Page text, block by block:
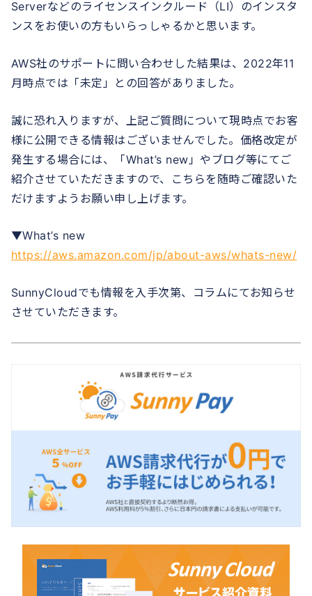
Serverなどのライセンスインクルード（LI）のインスタ
ンスをお使いの方もいらっしゃるかと思います。
AWS社のサポートに問い合わせした結果は、2022年11
月時点では「未定」との回答がありました。
誠に恐れ入りますが、上記ご質問について現時点でお客
様に公開できる情報はございませんでした。価格改定が
発生する場合には、「What’s new」やブログ等にてご
紹介させていただきますので、こちらを随時ご確認いた
だけますようお願い申し上げます。
▼What’s new
https://aws.amazon.com/jp/about-aws/whats-new/
SunnyCloudでも情報を入手次第、コラムにてお知らせ
させていただきます。